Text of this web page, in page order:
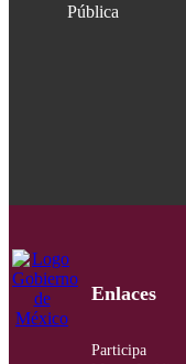
Enlaces
Participa